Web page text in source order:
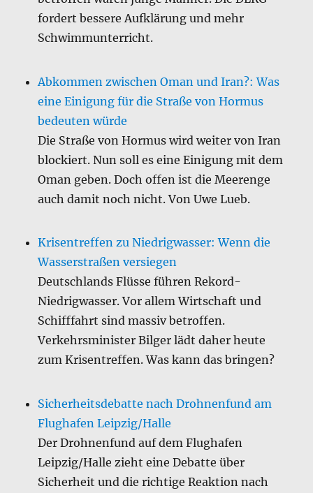
fordert bessere Aufklärung und mehr
Schwimmunterricht.
Abkommen zwischen Oman und Iran?: Was
eine Einigung für die Straße von Hormus
bedeuten würde
Die Straße von Hormus wird weiter von Iran
blockiert. Nun soll es eine Einigung mit dem
Oman geben. Doch offen ist die Meerenge
auch damit noch nicht. Von Uwe Lueb.
Krisentreffen zu Niedrigwasser: Wenn die
Wasserstraßen versiegen
Deutschlands Flüsse führen Rekord-
Niedrigwasser. Vor allem Wirtschaft und
Schifffahrt sind massiv betroffen.
Verkehrsminister Bilger lädt daher heute
zum Krisentreffen. Was kann das bringen?
Sicherheitsdebatte nach Drohnenfund am
Flughafen Leipzig/Halle
Der Drohnenfund auf dem Flughafen
Leipzig/Halle zieht eine Debatte über
Sicherheit und die richtige Reaktion nach